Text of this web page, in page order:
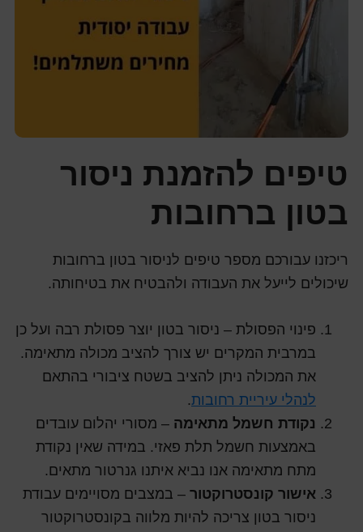
טיפים להזמנת ניסור
בטון ברחובות
ריכזנו עבורכם מספר טיפים לניסור בטון ברחובות
שיכולים לייעל את העבודה ולהבטיח את בטיחותה.
פינוי הפסולת – ניסור בטון יוצר פסולת רבה ועל כן
במרבית המקרים יש צורך להציב מכולה מתאימה.
את המכולה ניתן להציב בשטח ציבורי בהתאם
לנהלי עיריית רחובות.
נקודת חשמל מתאימה – מסורי יהלום עובדים
באמצעות חשמל תלת פאזי. במידה שאין נקודת
מתח מתאימה אנו נביא איתנו גנרטור מתאים.
אישור קונסטרוקטור – במצבים מסויימים עבודת
ניסור בטון צריכה להיות מלווה בקונסטרוקטור